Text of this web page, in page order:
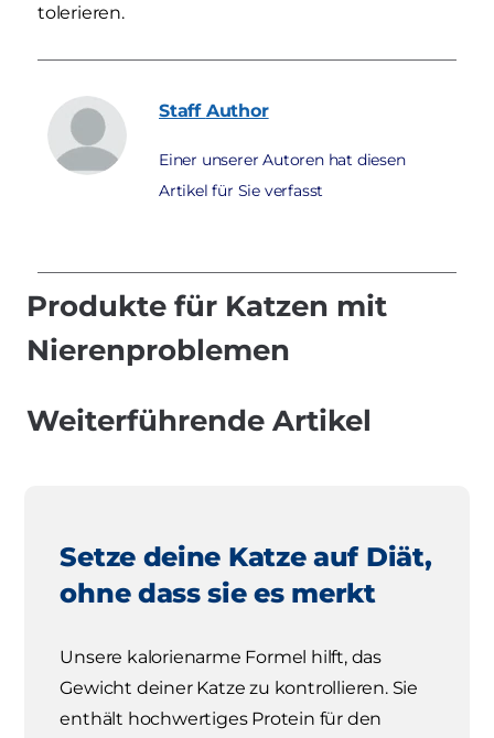
tolerieren.
Staff Author
Einer unserer Autoren hat diesen
Artikel für Sie verfasst
Produkte für Katzen mit
Nierenproblemen
Weiterführende Artikel
Setze deine Katze auf Diät,
ohne dass sie es merkt
Unsere kalorienarme Formel hilft, das
Gewicht deiner Katze zu kontrollieren. Sie
enthält hochwertiges Protein für den